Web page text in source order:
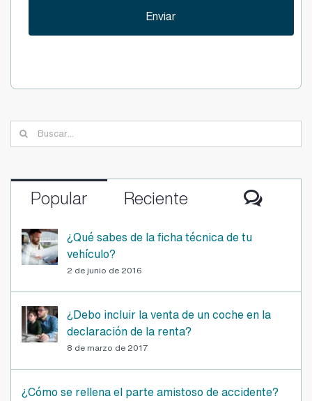
Buscar:
Popular Reciente
¿Qué sabes de la ficha técnica de tu
vehículo?
2 de junio de 2016
¿Debo incluir la venta de un coche en la
declaración de la renta?
8 de marzo de 2017
¿Cómo se rellena el parte amistoso de accidente?